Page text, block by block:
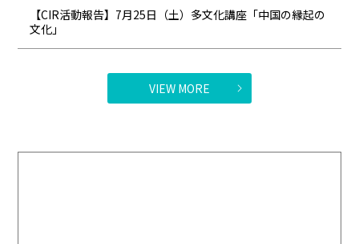
【CIR活動報告】7月25日（土）多文化講座「中国の縁起の
文化」
VIEW MORE